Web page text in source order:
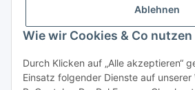
Ablehnen
Wie wir Cookies & Co nutzen
Durch Klicken auf „Alle akzeptieren“
Einsatz folgender Dienste auf unserer
Gesetzliche Informationen
Vertrag widerrufen